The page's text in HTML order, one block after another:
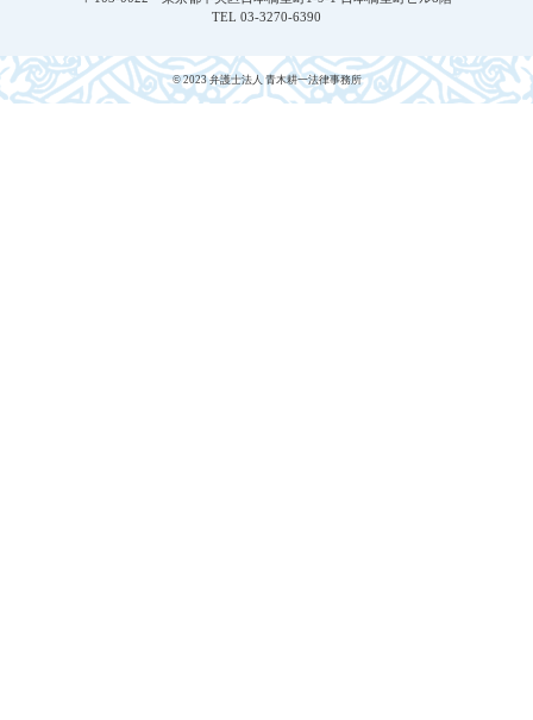
TEL 03-3270-6390
© 2023 弁護士法人 青木耕一法律事務所